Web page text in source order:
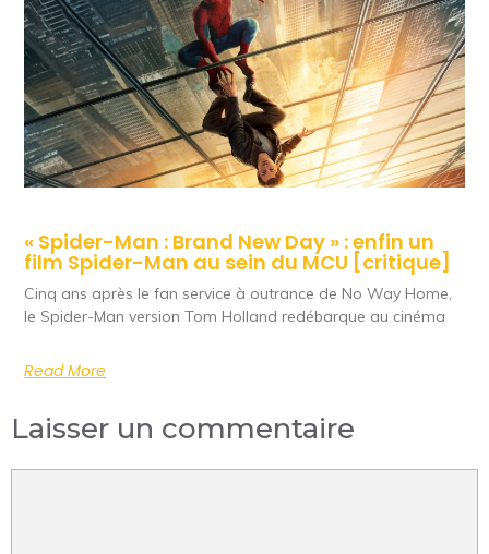
« Spider-Man : Brand New Day » : enfin un
film Spider-Man au sein du MCU [critique]
Cinq ans après le fan service à outrance de No Way Home,
le Spider-Man version Tom Holland redébarque au cinéma
Read More
Laisser un commentaire